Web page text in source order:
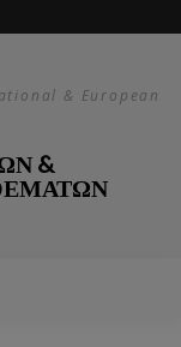
& European
&